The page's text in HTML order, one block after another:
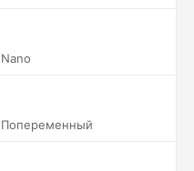
Nano
Попеременный